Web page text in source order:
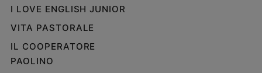
inclusione
Costume
Cultura
e
I LOVE ENGLISH JUNIOR
VITA PASTORALE
IL COOPERATORE
PAOLINO